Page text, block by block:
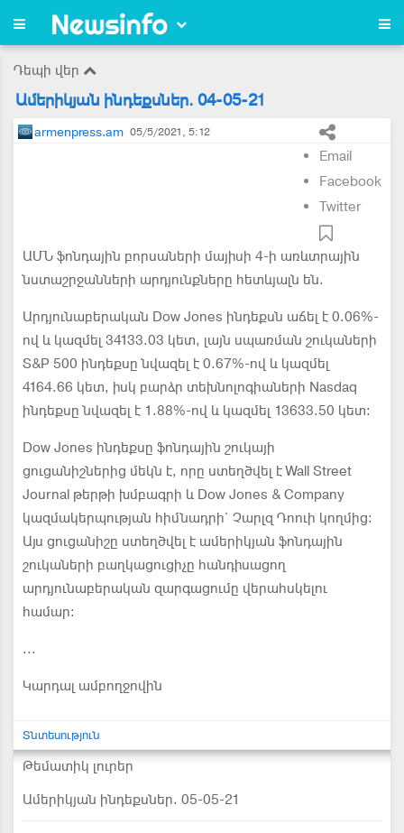
Դեպի վեր
Ամերիկյան ինդեքսներ. 04-05-21
armenpress.am 05/5/2021, 5:12
Email
Facebook
Twitter
ԱՄՆ ֆոնդային բորսաների մայիսի 4-ի առևտրային
նստաշրջանների արդյունքները հետևյալն են.
Արդյունաբերական Dow Jones ինդեքսն աճել է 0.06%-
ով և կազմել 34133.03 կետ, լայն սպառման շուկաների
S&P 500 ինդեքսը նվազել է 0.67%-ով և կազմել
4164.66 կետ, իսկ բարձր տեխնոլոգիաների Nasdaq
ինդեքսը նվազել է 1.88%-ով և կազմել 13633.50 կետ:
Dow Jones ինդեքսը ֆոնդային շուկայի
ցուցանիշներից մեկն է, որը ստեղծվել է Wall Street
Journal թերթի խմբագրի և Dow Jones & Company
կազմակերպության հիմնադրի` Չարլզ Դոուի կողմից:
Այս ցուցանիշը ստեղծվել է ամերիկյան ֆոնդային
շուկաների բաղկացուցիչը հանդիսացող
արդյունաբերական զարգացումը վերահսկելու
համար:
...
Կարդալ ամբողջովին
Տնտեսություն
Թեմատիկ լուրեր
Ամերիկյան ինդեքսներ. 05-05-21